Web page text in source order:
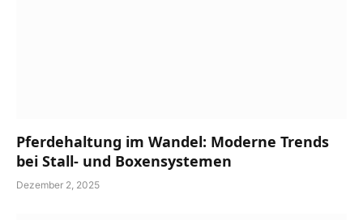
Pferdehaltung im Wandel: Moderne Trends
bei Stall- und Boxensystemen
Dezember 2, 2025